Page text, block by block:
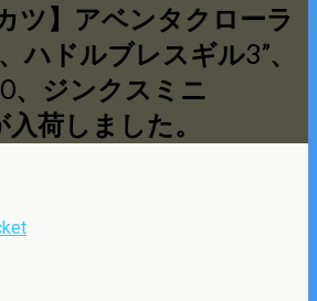
ツ】アベンタクローラ
ハドルブレスギル3”、
、ジンクスミニ
荷しました。